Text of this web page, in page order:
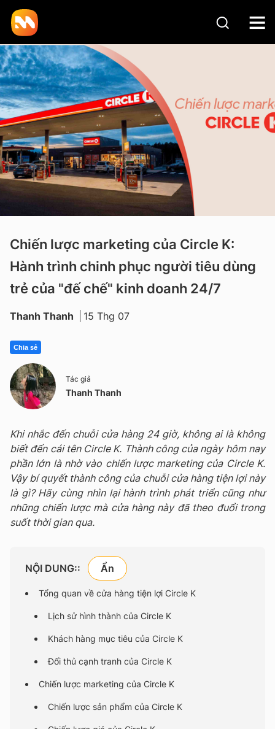
Chiến lược marketing của Circle K:
Hành trình chinh phục người tiêu dùng
trẻ của "đế chế" kinh doanh 24/7
Thanh Thanh 15 Thg 07
Chia sẻ
Tác giả
Thanh Thanh
Khi nhắc đến chuỗi cửa hàng 24 giờ, không ai là không
biết đến cái tên Circle K. Thành công của ngày hôm nay
phần lớn là nhờ vào chiến lược marketing của Circle K.
Vậy bí quyết thành công của chuỗi cửa hàng tiện lợi này
là gì? Hãy cùng nhìn lại hành trình phát triển cũng như
những chiến lược mà cửa hàng này đã theo đuổi trong
suốt thời gian qua.
NỘI DUNG::
Tổng quan về cửa hàng tiện lợi Circle K
Lịch sử hình thành của Circle K
Khách hàng mục tiêu của Circle K
Đối thủ cạnh tranh của Circle K
Chiến lược marketing của Circle K
Chiến lược sản phẩm của Circle K